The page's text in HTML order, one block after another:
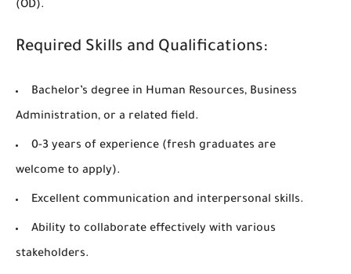
(OD).
Required Skills and Qualifications:
Bachelor’s degree in Human Resources, Business
Administration, or a related field.
0-3 years of experience (fresh graduates are
welcome to apply).
Excellent communication and interpersonal skills.
Ability to collaborate effectively with various
stakeholders.